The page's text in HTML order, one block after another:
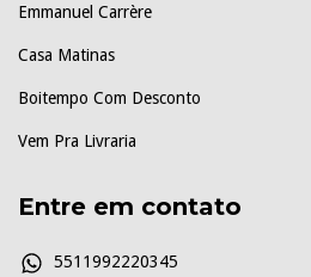
Emmanuel Carrère
Casa Matinas
Boitempo Com Desconto
Vem Pra Livraria
Entre em contato
5511992220345